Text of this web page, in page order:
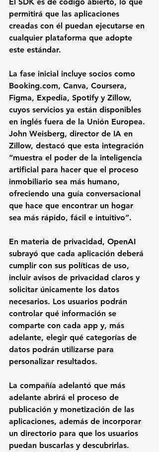
permitirá que las aplicaciones
creadas con él puedan ejecutarse en
cualquier plataforma que adopte
este estándar.
La fase inicial incluye socios como
Booking.com, Canva, Coursera,
Figma, Expedia, Spotify y Zillow,
cuyos servicios ya están disponibles
en inglés fuera de la Unión Europea.
John Weisberg, director de IA en
Zillow, destacó que esta integración
“muestra el poder de la inteligencia
artificial para hacer que el proceso
inmobiliario sea más humano,
ofreciendo una guía conversacional
que hace que encontrar un hogar
sea más rápido, fácil e intuitivo”.
En materia de privacidad, OpenAI
subrayó que cada aplicación deberá
cumplir con sus políticas de uso,
incluir avisos de privacidad claros y
solicitar únicamente los datos
necesarios. Los usuarios podrán
controlar qué información se
comparte con cada app y, más
adelante, elegir qué categorías de
datos podrán utilizarse para
personalizar resultados.
La compañía adelantó que más
adelante abrirá el proceso de
publicación y monetización de las
aplicaciones, además de incorporar
un directorio para que los usuarios
puedan buscarlas y descubrirlas.